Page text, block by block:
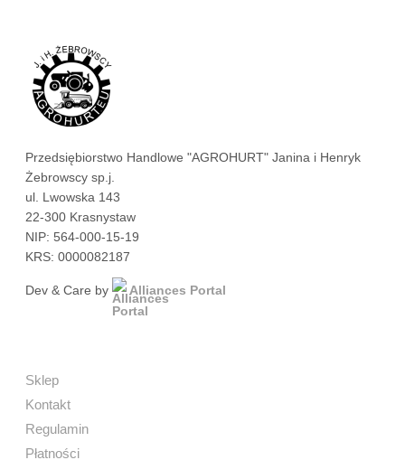
Przedsiębiorstwo Handlowe "AGROHURT" Janina i Henryk
Żebrowscy sp.j.
ul. Lwowska 143
22-300 Krasnystaw
NIP: 564-000-15-19
KRS: 0000082187
Dev & Care by Alliances Portal
Sklep
Kontakt
Regulamin
Płatności